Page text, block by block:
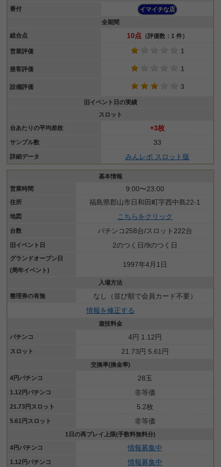
番付
イマイチな店
全期間
総合点
10点 （評価数：1 件）
営業評価 1
接客評価 1
設備評価 3
旧イベント日の実績
スロット
台あたりの平均差枚
+3枚
サンプル数 33
詳細データ みんレポ スロット版
基本情報
営業時間
9:00〜23:00
住所 福島県郡山市日和田町字西中島22-1
地図 こちらをクリック
台数 パチンコ258台/スロット222台
旧イベント日 2のつく日/9のつく日
グランドオープン日
(周年イベント)
1997年4月1日
入場方法
整理券の有無
なし（並び順で会員カード不要）
情報を修正する
遊技料金
パチンコ
4円 1.12円
スロット 21.73円 5.61円
交換率(換金率)
4円パチンコ
28玉
1.12円パチンコ 非等価
21.73円スロット 5.2枚
5.61円スロット 非等価
1日の再プレイ上限(手数料無料分)
4円パチンコ
情報募集中
1.12円パチンコ 情報募集中